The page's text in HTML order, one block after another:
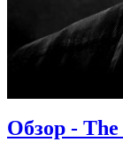
Обзор -